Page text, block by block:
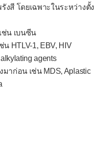
าก
สี โดยเฉพาะในระหว่างตั้ง
ช่น เบนซีน
HTLV-1, EBV, HIV
agents
าก่อน เช่น MDS, Aplastic